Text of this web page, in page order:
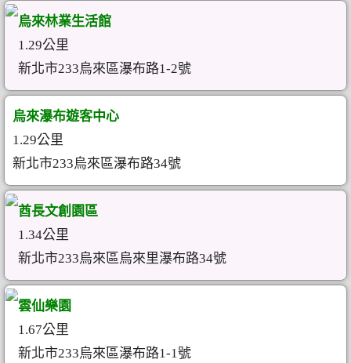
烏來林業生活館
1.29公里
新北市233烏來區瀑布路1-2號
烏來瀑布遊客中心
1.29公里
新北市233烏來區瀑布路34號
酋長文創園區
1.34公里
新北市233烏來區烏來里瀑布路34號
雲仙樂園
1.67公里
新北市233烏來區瀑布路1-1號